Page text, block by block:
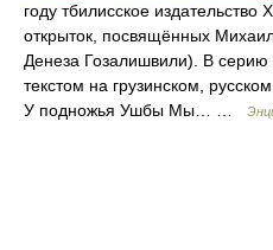
году тбилисское
открыток, посвящённых
Денеза Гозалишвили). В
текстом на грузинском,
У подножья Ушбы Мы… …